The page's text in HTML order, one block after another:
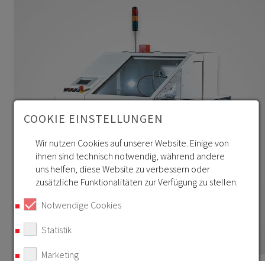
COOKIE EINSTELLUNGEN
Wir nutzen Cookies auf unserer Website. Einige von
ihnen sind technisch notwendig, während andere
uns helfen, diese Website zu verbessern oder
zusätzliche Funktionalitäten zur Verfügung zu stellen.
Notwendige Cookies
Statistik
Marketing